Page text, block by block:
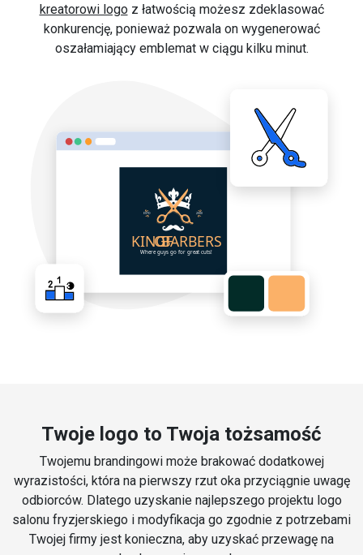
kreatorowi logoz łatwością możesz zdeklasować
konkurencję, ponieważ pozwala on wygenerować
oszałamiający emblemat w ciągu kilku minut.
Twoje logo to Twoja tożsamość
Twojemu brandingowi może brakować dodatkowej
wyrazistości, która na pierwszy rzut oka przyciągnie uwagę
odbiorców. Dlatego uzyskanie najlepszego projektu logo
salonu fryzjerskiego i modyfikacja go zgodnie z potrzebami
Twojej firmy jest konieczna, aby uzyskać przewagę na